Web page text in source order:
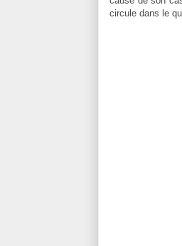
circule dans le